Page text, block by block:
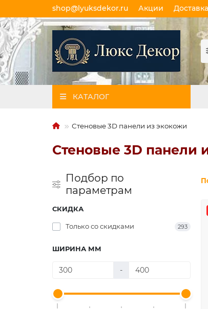
shop@lyuksdekor.ru Акции Доставка
КАТАЛОГ
Стеновые 3D панели из экокожи
Стеновые 3D панели
Подбор по
параметрам
СКИДКА
Только со cкидками 293
ШИРИНА ММ
-